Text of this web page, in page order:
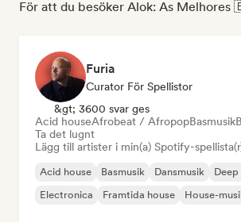
För att du besöker Alok: As
Furia
Curator För Spellistor
&gt; 3600 svar ges
Acid houseAfrobeat / AfropopBasmusik
Ta det lugnt
Lägg till artister i min(a) Spotify-
Acid house Basmusik Dansmusik
Deep
Electronica
Framtida house House-